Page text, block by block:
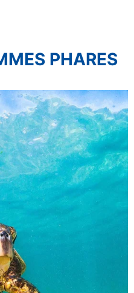
PHARES